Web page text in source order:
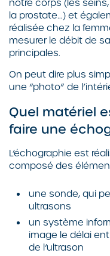
notre corps (les
la prostate…) et
réalisée chez la
mesurer le débit de
principales.
On peut dire plus
une “photo” de
Quel matériel
faire une
L’échographie est
composé des
une sonde, qui
ultrasons
un système
image le délai
de l’ultrason